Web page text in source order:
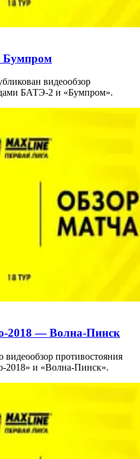
Бумпром
видеообзор
БАТЭ-2 и «Бумпром».
2018 — Волна-Пинск
противостояния
2018» и «Волна-Пинск».